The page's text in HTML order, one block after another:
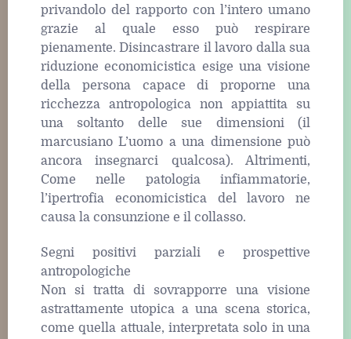
privandolo del rapporto con l’intero umano
grazie al quale esso può respirare
pienamente. Disincastrare il lavoro dalla sua
riduzione economicistica esige una visione
della persona capace di proporne una
ricchezza antropologica non appiattita su
una soltanto delle sue dimensioni (il
marcusiano L’uomo a una dimensione può
ancora insegnarci qualcosa). Altrimenti,
Come nelle patologia infiammatorie,
l’ipertrofia economicistica del lavoro ne
causa la consunzione e il collasso.
Segni positivi parziali e prospettive
antropologiche
Non si tratta di sovrapporre una visione
astrattamente utopica a una scena storica,
come quella attuale, interpretata solo in una